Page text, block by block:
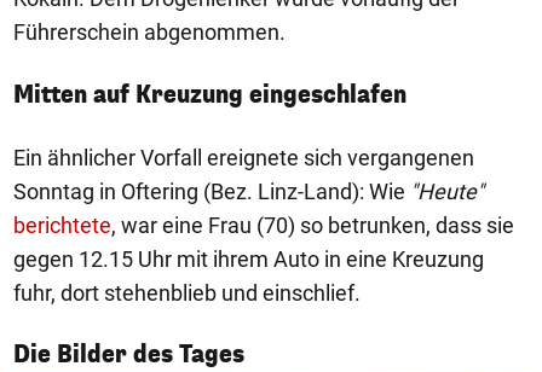
Führerschein abgenommen.
Mitten auf Kreuzung eingeschlafen
Ein ähnlicher Vorfall ereignete sich vergangenen
Sonntag in Oftering (Bez. Linz-Land): Wie "Heute"
berichtete, war eine Frau (70) so betrunken, dass sie
gegen 12.15 Uhr mit ihrem Auto in eine Kreuzung
fuhr, dort stehenblieb und einschlief.
Die Bilder des Tages
1/50